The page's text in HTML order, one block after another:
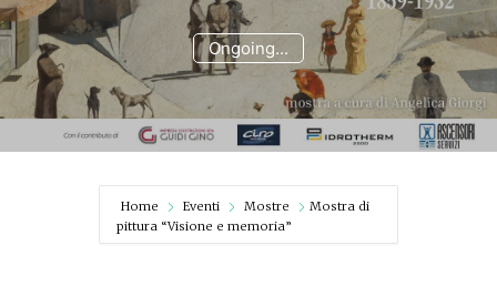
Ongoing...
Home Eventi Mostre
Mostra di
pittura “Visione e memoria”